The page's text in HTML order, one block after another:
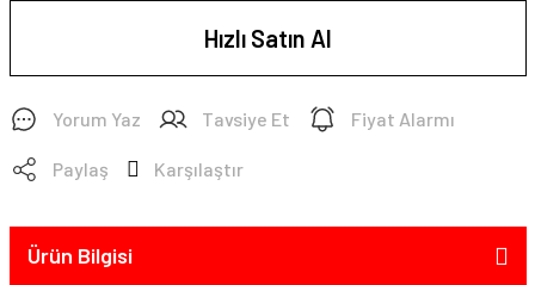
Hızlı Satın Al
Yorum Yaz Tavsiye Et Fiyat Alarmı
Paylaş Karşılaştır
Ürün Bilgisi